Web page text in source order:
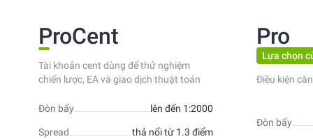
ProCent
Tài khoản cent dùng để thử nghiệm
chiến lược, EA và giao dịch thuật toán
Đòn bẩy lên đến 1:2000
Spread thả nổi từ 1.3 điểm
Pro
Lựa chọn
Điều kiện
Đòn bẩy